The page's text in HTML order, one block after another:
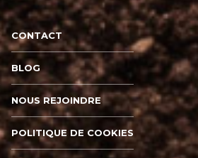
CONTACT
BLOG
NOUS REJOINDRE
POLITIQUE DE COOKIES